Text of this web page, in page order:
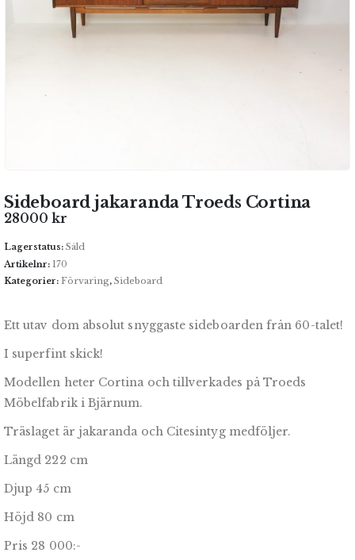
Sideboard jakaranda Troeds Cortina
28000 kr
Lagerstatus: Såld
Artikelnr: 170
Kategorier: Förvaring, Sideboard
Ett utav dom absolut snyggaste sideboarden från 60-talet!
I superfint skick!
Modellen heter Cortina och tillverkades på Troeds
Möbelfabrik i Bjärnum.
Träslaget är jakaranda och Citesintyg medföljer.
Längd 222 cm
Djup 45 cm
Höjd 80 cm
Pris 28 000:-